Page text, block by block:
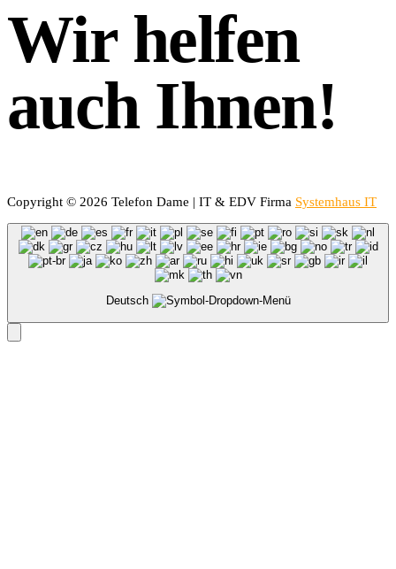
Wir helfen
auch Ihnen!
Copyright © 2026 Telefon Dame | IT & EDV Firma Systemhaus IT
Deutsch